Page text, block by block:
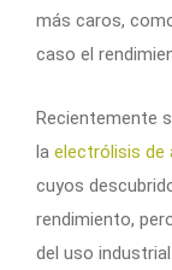
más caros,
caso el
Recientemente
la electrólisis de
cuyos
rendimiento,
del uso industrial.